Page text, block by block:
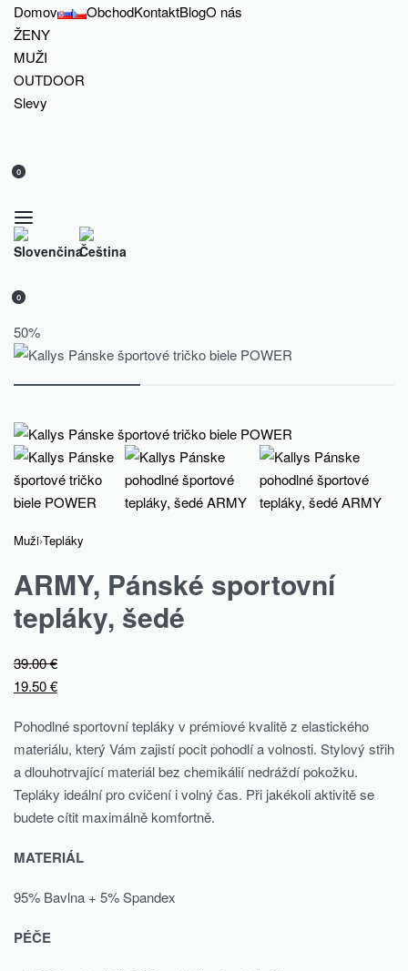
Domov ObchodKontaktBlogO nás
ŽENY
MUŽI
OUTDOOR
Slevy
0
0
50%
Muži›Tepláky
ARMY, Pánské sportovní
tepláky, šedé
39.00€
19.50€
Pohodlné sportovní tepláky v prémiové kvalitě z elastického
materiálu, který Vám zajistí pocit pohodlí a volnosti. Stylový střih
a dlouhotrvající materiál bez chemikálií nedráždí pokožku.
Tepláky ideální pro cvičení i volný čas. Při jakékoli aktivitě se
budete cítit maximálně komfortně.
MATERIÁL
95% Bavlna + 5% Spandex
PÉČE